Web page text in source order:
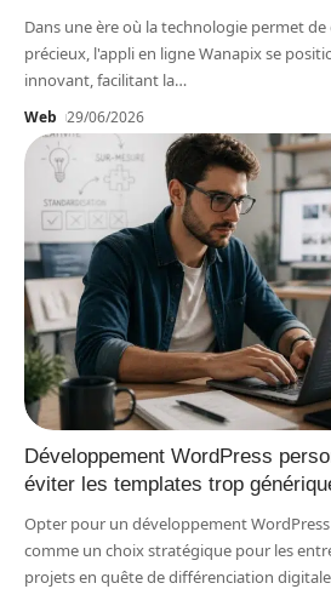
Dans une ère où la technologie permet
précieux, l'appli en ligne Wanapix se
innovant, facilitant la…
Web 29/06/2026
Développement WordPress
éviter les templates trop
Opter pour un développement WordPress
comme un choix stratégique pour les
projets en quête de différenciation